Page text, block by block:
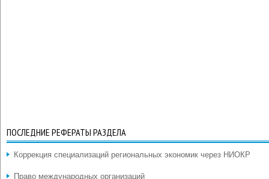
ПОСЛЕДНИЕ РЕФЕРАТЫ РАЗДЕЛА
Коррекция специализаций региональных экономик через НИОКР
Право международных организаций